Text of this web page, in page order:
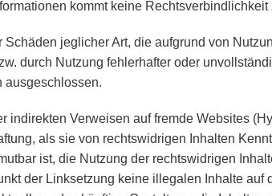
kommt keine Rechtsverbindlichkeit
Schäden jeglicher Art, die aufgrund von
durch Nutzung fehlerhafter oder
ausgeschlossen.
indirekten Verweisen auf fremde Websites
als sie von rechtswidrigen Inhalten
ist, die Nutzung der rechtswidrigen
der Linksetzung keine illegalen Inhalte auf